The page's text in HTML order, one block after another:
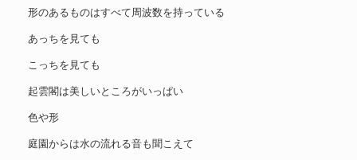
形のあるものはすべて周波数を持っている
あっちを見ても
こっちを見ても
起雲閣は美しいところがいっぱい
色や形
庭園からは水の流れる音も聞こえて